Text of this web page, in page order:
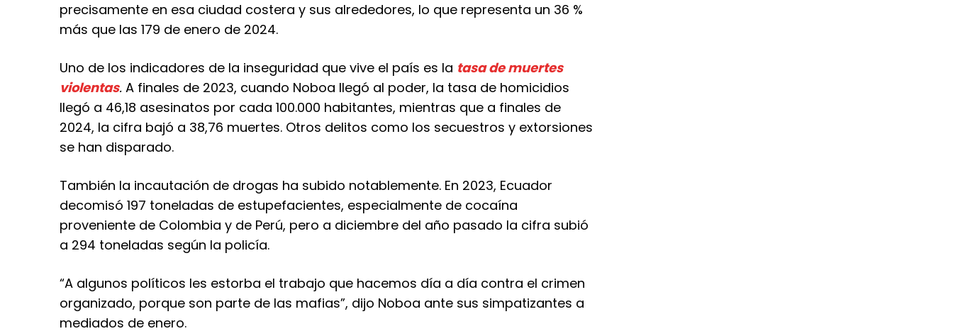
precisamente en esa ciudad costera y sus alrededores, lo que representa un 36 %
más que las 179 de enero de 2024.
Uno de los indicadores de la inseguridad que vive el país es la tasa de muertes
violentas. A finales de 2023, cuando Noboa llegó al poder, la tasa de homicidios
llegó a 46,18 asesinatos por cada 100.000 habitantes, mientras que a finales de
2024, la cifra bajó a 38,76 muertes. Otros delitos como los secuestros y extorsiones
se han disparado.
También la incautación de drogas ha subido notablemente. En 2023, Ecuador
decomisó 197 toneladas de estupefacientes, especialmente de cocaína
proveniente de Colombia y de Perú, pero a diciembre del año pasado la cifra subió
a 294 toneladas según la policía.
“A algunos políticos les estorba el trabajo que hacemos día a día contra el crimen
organizado, porque son parte de las mafias”, dijo Noboa ante sus simpatizantes a
mediados de enero.